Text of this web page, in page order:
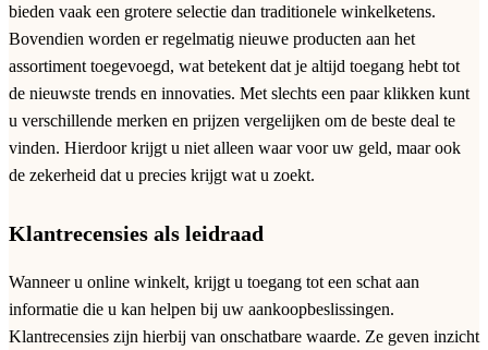
bieden vaak een grotere selectie dan traditionele winkelketens.
Bovendien worden er regelmatig nieuwe producten aan het
assortiment toegevoegd, wat betekent dat je altijd toegang hebt tot
de nieuwste trends en innovaties. Met slechts een paar klikken kunt
u verschillende merken en prijzen vergelijken om de beste deal te
vinden. Hierdoor krijgt u niet alleen waar voor uw geld, maar ook
de zekerheid dat u precies krijgt wat u zoekt.
Klantrecensies als leidraad
Wanneer u online winkelt, krijgt u toegang tot een schat aan
informatie die u kan helpen bij uw aankoopbeslissingen.
Klantrecensies zijn hierbij van onschatbare waarde. Ze geven inzicht